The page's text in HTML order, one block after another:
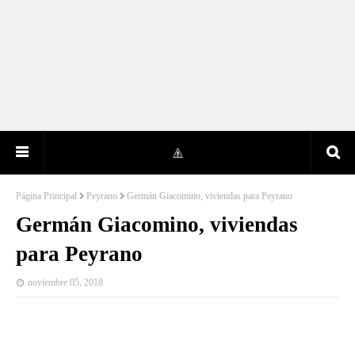
Página Principal Peyrano Germán Giacomino, viviendas para Peyrano
Germán Giacomino, viviendas
para Peyrano
noviembre 05, 2018